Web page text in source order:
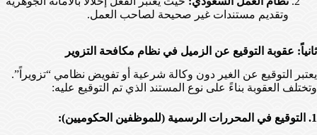
وتقديم مستندات غير صحيحة لصاحب العمل.
ثانياً: عقوبة التوقيع عن الزميل في نظام مكافحة التزوير
يعتبر التوقيع عن الغير دون وكالة شرعية أو تفويض نظامي “تزويراً”.
وتختلف العقوبة بناءً على نوع المستند الذي تم التوقيع عليه:
1. التوقيع في المحررات الرسمية (للموظفين الحكوميين):